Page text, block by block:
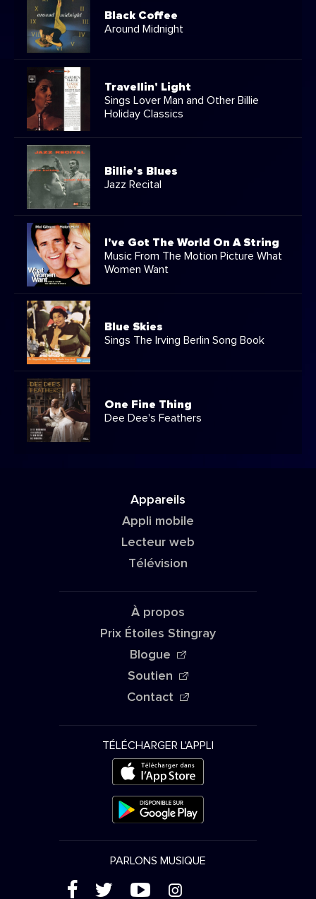
Black Coffee
Around Midnight
Travellin' Light
Sings Lover Man and Other Billie
Holiday Classics
Billie's Blues
Jazz Recital
I've Got The World On A String
Music From The Motion Picture What
Women Want
Blue Skies
Sings The Irving Berlin Song Book
One Fine Thing
Dee Dee's Feathers
Appareils
Appli mobile
Lecteur web
Télévision
À propos
Prix Étoiles Stingray
Blogue
Soutien
Contact
TÉLÉCHARGER L'APPLI
PARLONS MUSIQUE
( ' + &